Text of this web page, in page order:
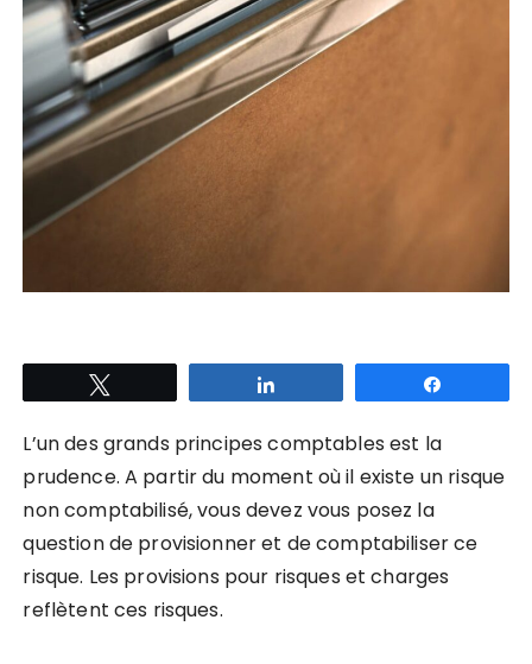
L’un des grands principes comptables est la
prudence. A partir du moment où il existe un risque
non comptabilisé, vous devez vous posez la
question de provisionner et de comptabiliser ce
risque. Les provisions pour risques et charges
reflètent ces risques.